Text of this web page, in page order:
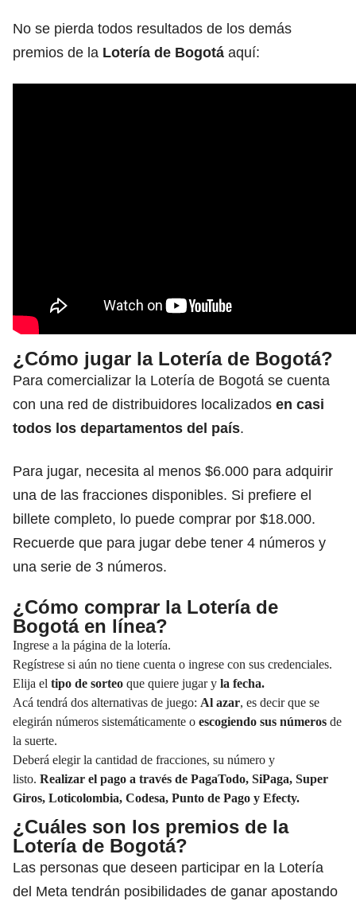
No se pierda todos resultados de los demás
premios de la Lotería de Bogotá aquí:
¿Cómo jugar la Lotería de Bogotá?
Para comercializar la Lotería de Bogotá se cuenta
con una red de distribuidores localizados en casi
todos los departamentos del país.
Para jugar, necesita al menos $6.000 para adquirir
una de las fracciones disponibles. Si prefiere el
billete completo, lo puede comprar por $18.000.
Recuerde que para jugar debe tener 4 números y
una serie de 3 números.
¿Cómo comprar la Lotería de
Bogotá en línea?
Ingrese a la página de la lotería.
Regístrese si aún no tiene cuenta o ingrese con sus credenciales.
Elija el tipo de sorteo que quiere jugar y la fecha.
Acá tendrá dos alternativas de juego: Al azar, es decir que se
elegirán números sistemáticamente o escogiendo sus números de
la suerte.
Deberá elegir la cantidad de fracciones, su número y
listo. Realizar el pago a través de PagaTodo, SiPaga, Super
Giros, Loticolombia, Codesa, Punto de Pago y Efecty.
¿Cuáles son los premios de la
Lotería de Bogotá?
Las personas que deseen participar en la Lotería
del Meta tendrán posibilidades de ganar apostando